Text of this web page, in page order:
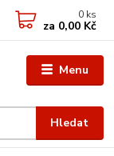
Menu
Hledat
0 ks
za 0,00 Kč